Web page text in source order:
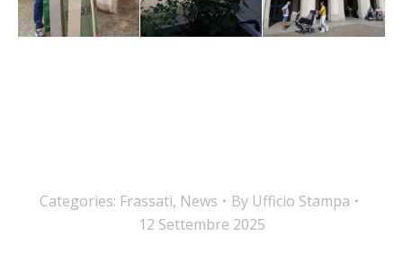
Categories: Frassati, News By Ufficio Stampa
12 Settembre 2025